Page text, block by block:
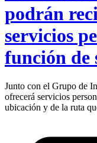
podrán
servicios
función de
Junto con el Grupo de
ofrecerá servicios
ubicación y de la ruta